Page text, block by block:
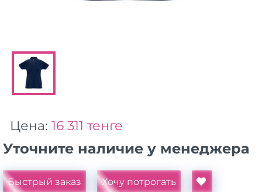
Цена: 16 311 тенге
Уточните наличие у менеджера
Быстрый заказ Хочу потрогать